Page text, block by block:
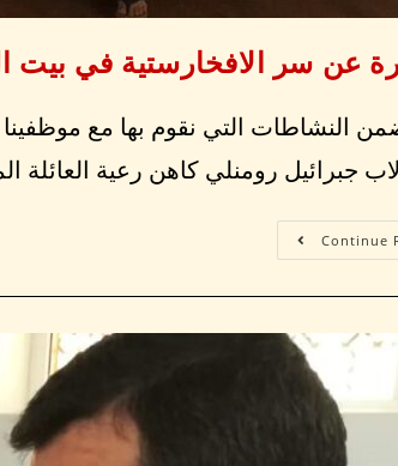
عن سر الافخارستية في بيت
النشاطات التي نقوم بها مع
جبرائيل رومنلي كاهن رعية
Continue